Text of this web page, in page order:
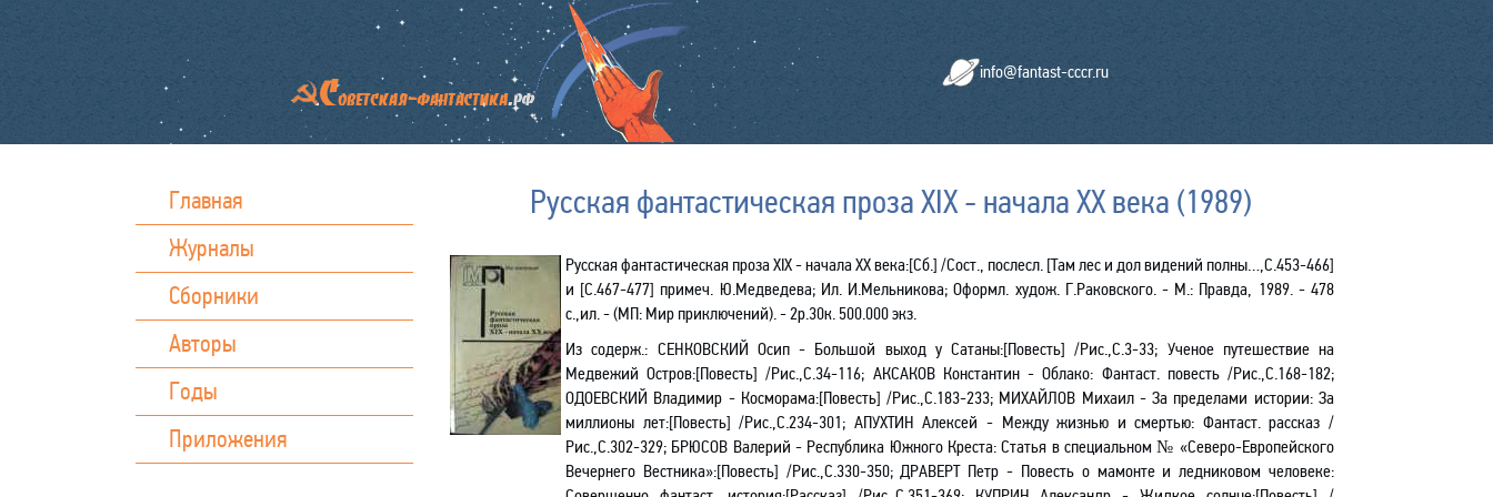
info@fantast-cccr.ru
Главная
Журналы
Сборники
Авторы
Годы
Приложения
Русская фантастическая проза XIX - начала ХХ века (1989)
Русская фантастическая проза XIX - начала ХХ века:[Сб.] /Сост., послесл. [Там лес и дол видений полны…,С.453-466]
и [С.467-477] примеч. Ю.Медведева; Ил. И.Мельникова; Оформл. худож. Г.Раковского. - М.: Правда, 1989. - 478
с.,ил. -(МП: Мир приключений). - 2р.30к. 500.000 экз.
Из содерж.: СЕНКОВСКИЙ Осип - Большой выход у Сатаны:[Повесть] /Рис.,С.3-33; Ученое путешествие на
Медвежий Остров:[Повесть] /Рис.,С.34-116; АКСАКОВ Константин - Облако: Фантаст. повесть /Рис.,С.168-182;
ОДОЕВСКИЙ Владимир - Косморама:[Повесть] /Рис.,С.183-233; МИХАЙЛОВ Михаил - За пределами истории: За
миллионы лет:[Повесть] /Рис.,С.234-301; АПУХТИН Алексей - Между жизнью и смертью: Фантаст. рассказ /
Рис.,С.302-329; БРЮСОВ Валерий - Республика Южного Креста: Статья в специальном № «Северо-Европейского
Вечернего Вестника»:[Повесть] /Рис.,С.330-350; ДРАВЕРТ Петр - Повесть о мамонте и ледниковом человеке: